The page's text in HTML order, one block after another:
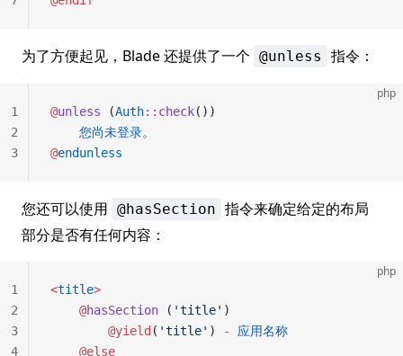
为了方便起见，Blade 还提供了一个 @unless 指令：
php
@unless (Auth:: check())
    您尚未登录。
@endunless
1
2
3
您还可以使用 @hasSection 指令来确定给定的布局
部分是否有任何内容：
php
<title>
    @
hasSection ( 'title' )
        @yield
( 'title' ) -
应用名称
    @else
1
2
3
4